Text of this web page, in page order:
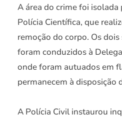
A área do crime foi
Polícia Científica, que
remoção do corpo. Os
foram conduzidos à
onde foram autuados em
permanecem à disposição
A Polícia Civil instaurou